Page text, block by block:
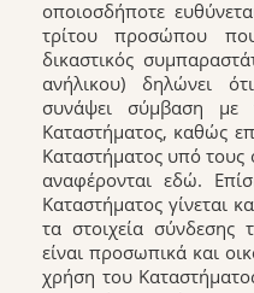
οποιοσδήποτε
τρίτου προσώπου
δικαστικός
ανήλικου) δηλώνει
συνάψει σύμβαση με
Καταστήματος, καθώς
Καταστήματος υπό τους
αναφέρονται εδώ.
Καταστήματος γίνεται
τα στοιχεία σύνδεσης
είναι προσωπικά και
χρήση του